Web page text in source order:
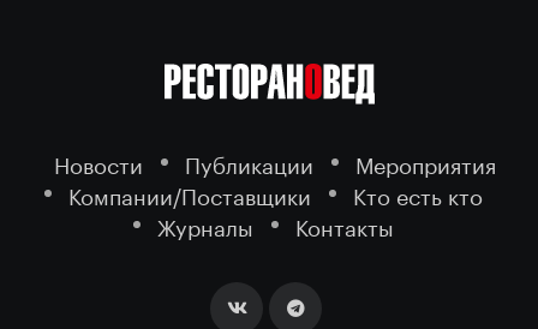
Новости Публикации
Мероприятия
Компании/Поставщики
Кто есть кто
Журналы
Контакты